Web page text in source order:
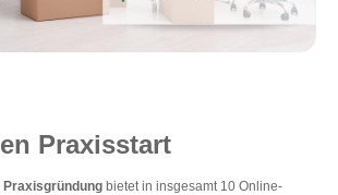
Praxisstart
Praxisgründung bietet in insgesamt 10 Online-